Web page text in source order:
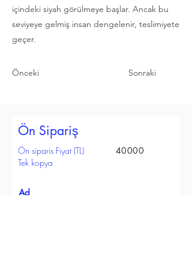
içindeki siyah görülmeye başlar. Ancak bu
seviyeye gelmiş insan dengelenir, teslimiyete
geçer.
Önceki Sonraki
Ön Sipariş
Ön siparis Fiyat (TL)
Tek kopya
40000